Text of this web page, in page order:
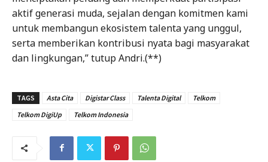
aktif generasi muda, sejalan dengan komitmen kami
untuk membangun ekosistem talenta yang unggul,
serta memberikan kontribusi nyata bagi masyarakat
dan lingkungan,” tutup Andri.(**)
TAGS Asta Cita Digistar Class Talenta Digital
Telkom
Telkom DigiUp
Telkom Indonesia